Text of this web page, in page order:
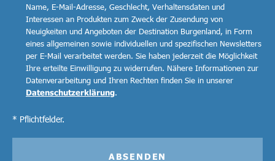
Name, E-Mail-Adresse, Geschlecht, Verhaltensdaten und
Interessen an Produkten zum Zweck der Zusendung von
Neuigkeiten und Angeboten der Destination Burgenland, in Form
eines allgemeinen sowie individuellen und spezifischen Newsletters
per E-Mail verarbeitet werden. Sie haben jederzeit die Möglichkeit
Ihre erteilte Einwilligung zu widerrufen. Nähere Informationen zur
Datenverarbeitung und Ihren Rechten finden Sie in unserer
Datenschutzerklärung.
* Pflichtfelder.
ABSENDEN